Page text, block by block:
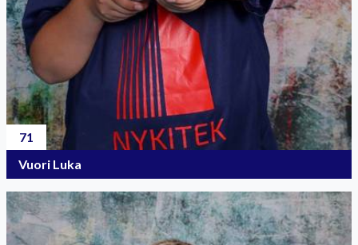
71
Vuori Luka